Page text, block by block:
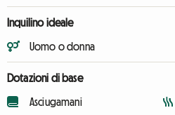
Inquilino ideale
Uomo o donna
Dotazioni di base
Asciugamani